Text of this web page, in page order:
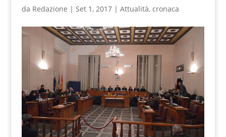
da Redazione | Set 1, 2017| Attualità, cronaca